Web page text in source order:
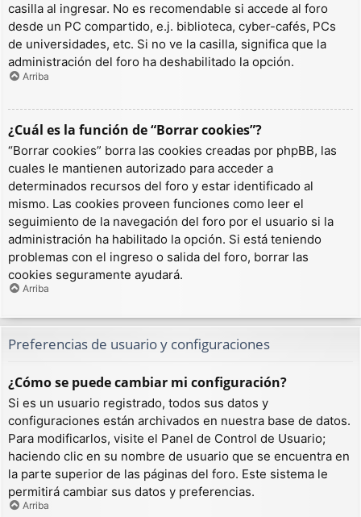
casilla al ingresar. No es recomendable si accede al foro
desde un PC compartido, e.j. biblioteca, cyber-cafés, PCs
de universidades, etc. Si no ve la casilla, significa que la
administración del foro ha deshabilitado la opción.
Arriba
¿Cuál es la función de “Borrar cookies”?
“Borrar cookies” borra las cookies creadas por phpBB, las
cuales le mantienen autorizado para acceder a
determinados recursos del foro y estar identificado al
mismo. Las cookies proveen funciones como leer el
seguimiento de la navegación del foro por el usuario si la
administración ha habilitado la opción. Si está teniendo
problemas con el ingreso o salida del foro, borrar las
cookies seguramente ayudará.
Arriba
Preferencias de usuario y configuraciones
¿Cómo se puede cambiar mi configuración?
Si es un usuario registrado, todos sus datos y
configuraciones están archivados en nuestra base de datos.
Para modificarlos, visite el Panel de Control de Usuario;
haciendo clic en su nombre de usuario que se encuentra en
la parte superior de las páginas del foro. Este sistema le
permitirá cambiar sus datos y preferencias.
Arriba